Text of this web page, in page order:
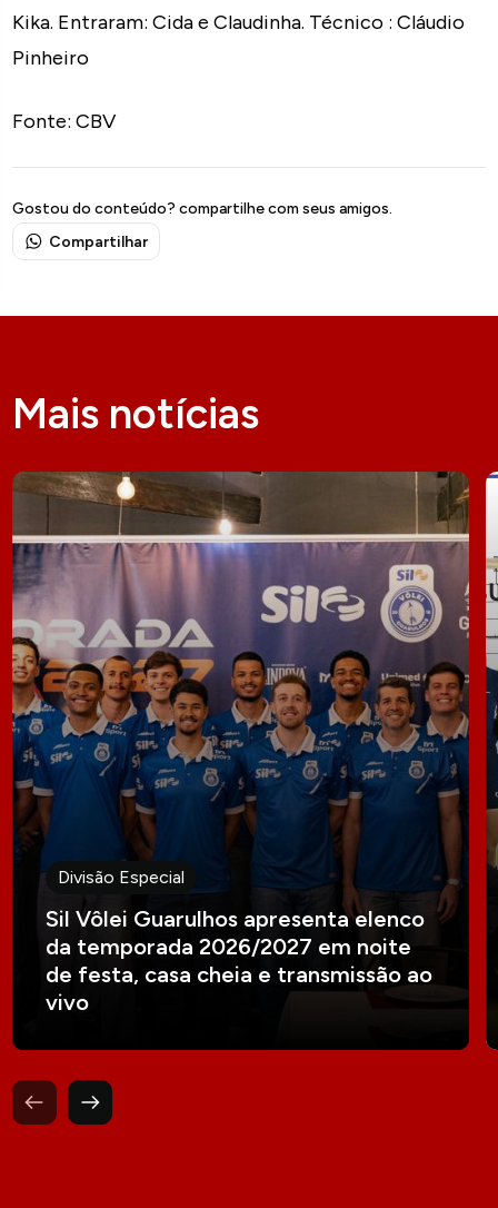
Kika. Entraram: Cida e Claudinha. Técnico : Cláudio
Pinheiro
Fonte: CBV
Gostou do conteúdo? compartilhe com seus amigos.
Compartilhar
Mais notícias
Divisão Especial
Sil Vôlei Guarulhos apresenta elenco
da temporada 2026/2027 em noite
de festa, casa cheia e transmissão ao
vivo